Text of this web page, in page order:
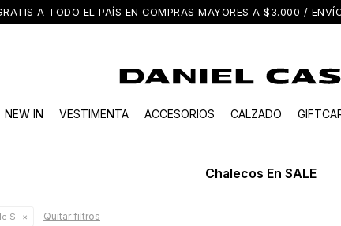
A TODO EL PAÍS EN COMPRAS MAYORES A $3.000 /
NEW IN VESTIMENTA ACCESORIOS CALZADO
Chalecos En SALE
S Quitar filtros